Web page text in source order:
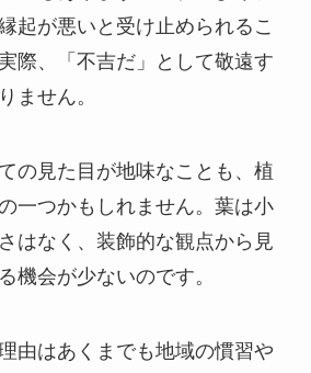
起が悪いと受け止められるこ
際、「不吉だ」として敬遠す
ません。
の見た目が地味なことも、植
一つかもしれません。葉は小
はなく、装飾的な観点から見
機会が少ないのです。
由はあくまでも地域の慣習や